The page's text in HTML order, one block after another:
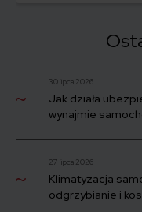
się odszkodowanie od
30 lipca 2026
Jak działa
wynajmie
27 lipca 2026
Klimatyzacja
odgrzybianie i